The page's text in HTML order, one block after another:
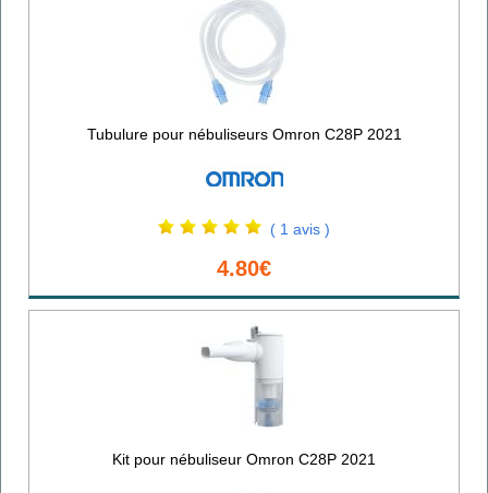
Tubulure pour nébuliseurs Omron C28P 2021
( 1 avis )
4.80€
Kit pour nébuliseur Omron C28P 2021